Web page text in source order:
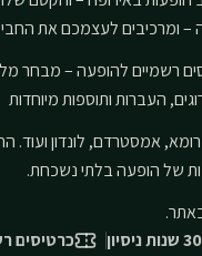
כרטיסים
– ומרכיבים לעצמכם את
רשמיים להופעה – מבחר
העברות ותוספות מיוחדות
אמסטרדם, לונדון ועוד.
של הופעה בלתי נשכחת.